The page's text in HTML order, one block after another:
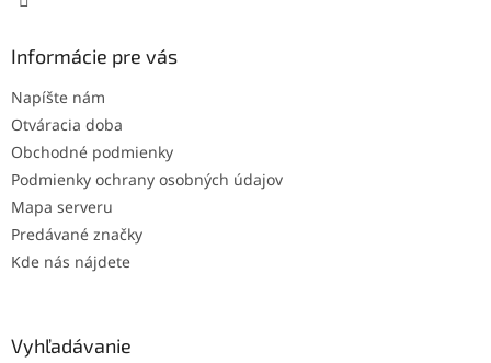
Informácie pre vás
Napíšte nám
Otváracia doba
Obchodné podmienky
Podmienky ochrany osobných údajov
Mapa serveru
Predávané značky
Kde nás nájdete
Vyhľadávanie